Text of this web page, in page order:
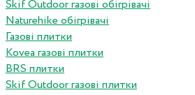
Skif Outdoor газові обігрівачі
Naturehike обігрівачі
Газові плитки
Kovea газові плитки
BRS плитки
Skif Outdoor газові плитки